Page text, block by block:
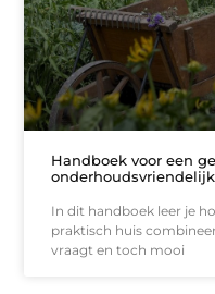
Handboek voor een
In dit handboek leer je
praktisch huis
vraagt en toch mooi